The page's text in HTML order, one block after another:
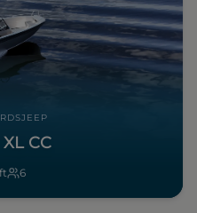
CC
ft 6